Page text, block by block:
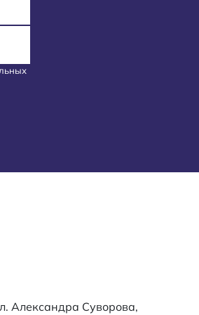
Александра Суворова,